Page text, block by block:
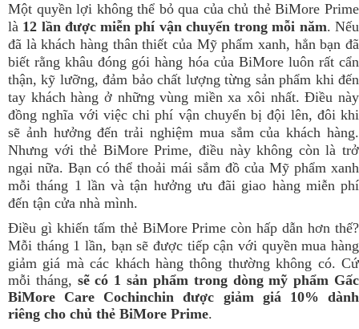
Một quyền lợi không thể bỏ qua của chủ thẻ BiMore Prime
là 12 lần được miễn phí vận chuyển trong mỗi năm. Nếu
đã là khách hàng thân thiết của Mỹ phẩm xanh, hẳn bạn đã
biết rằng khâu đóng gói hàng hóa của BiMore luôn rất cẩn
thận, kỹ lưỡng, đảm bảo chất lượng từng sản phẩm khi đến
tay khách hàng ở những vùng miền xa xôi nhất. Điều này
đồng nghĩa với việc chi phí vận chuyển bị đội lên, đôi khi
sẽ ảnh hưởng đến trải nghiệm mua sắm của khách hàng.
Nhưng với thẻ BiMore Prime, điều này không còn là trở
ngại nữa. Bạn có thể thoải mái sắm đồ của Mỹ phẩm xanh
mỗi tháng 1 lần và tận hưởng ưu đãi giao hàng miễn phí
đến tận cửa nhà mình.
Điều gì khiến tấm thẻ BiMore Prime còn hấp dẫn hơn thế?
Mỗi tháng 1 lần, bạn sẽ được tiếp cận với quyền mua hàng
giảm giá mà các khách hàng thông thường không có. Cứ
mỗi tháng, sẽ có 1 sản phẩm trong dòng mỹ phẩm Gấc
BiMore Care Cochinchin được giảm giá 10% dành
riêng cho chủ thẻ BiMore Prime.